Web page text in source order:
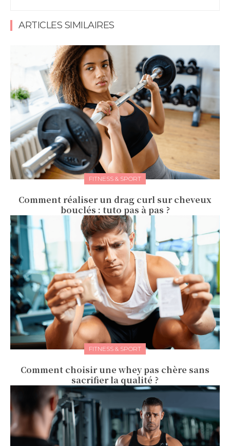
ARTICLES SIMILAIRES
FITNESS & SPORT
Comment réaliser un drag curl sur cheveux
bouclés : tuto pas à pas ?
FITNESS & SPORT
Comment choisir une whey pas chère sans
sacrifier la qualité ?